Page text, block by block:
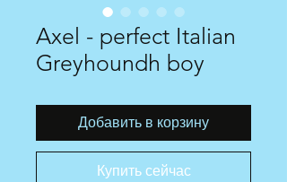
Axel - perfect Italian
Greyhoundh boy
Добавить в корзину
Купить сейчас